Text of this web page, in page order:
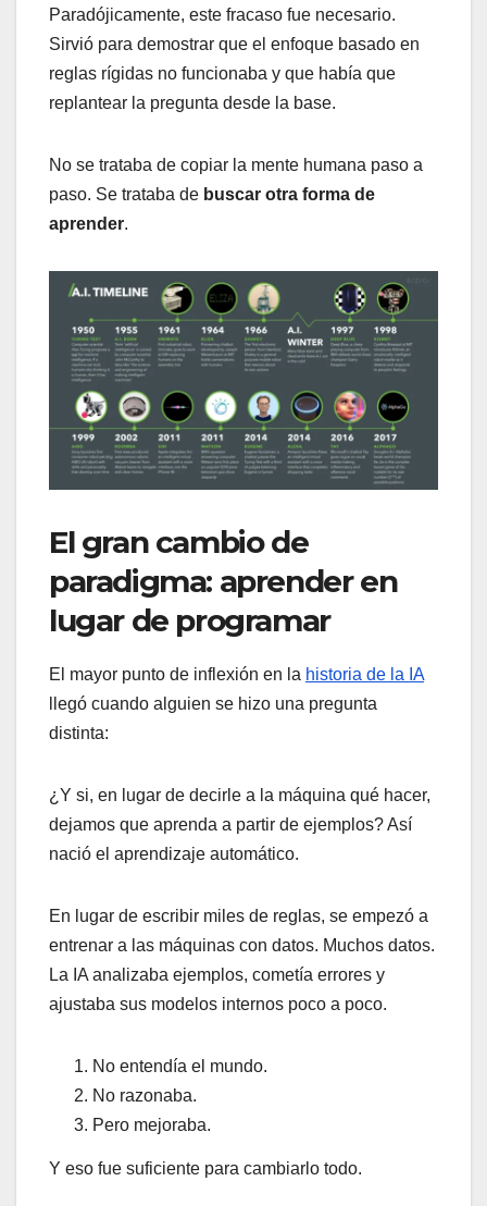
Paradójicamente, este fracaso fue necesario.
Sirvió para demostrar que el enfoque basado en
reglas rígidas no funcionaba y que había que
replantear la pregunta desde la base.
No se trataba de copiar la mente humana paso a
paso. Se trataba de buscar otra forma de
aprender.
El gran cambio de
paradigma: aprender en
lugar de programar
El mayor punto de inflexión en la historia de la IA
llegó cuando alguien se hizo una pregunta
distinta:
¿Y si, en lugar de decirle a la máquina qué hacer,
dejamos que aprenda a partir de ejemplos? Así
nació el aprendizaje automático.
En lugar de escribir miles de reglas, se empezó a
entrenar a las máquinas con datos. Muchos datos.
La IA analizaba ejemplos, cometía errores y
ajustaba sus modelos internos poco a poco.
No entendía el mundo.
No razonaba.
Pero mejoraba.
Y eso fue suficiente para cambiarlo todo.